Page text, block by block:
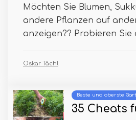
Möchten Sie Blumen,
andere Pflanzen auf
anzeigen?? Probieren Sie
Oskar Tächl
Beste und oberste
35 Cheats